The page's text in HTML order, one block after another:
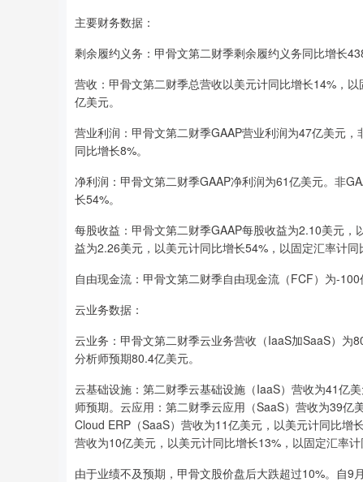
主要财务数据：
剩余履约义务：甲骨文第二财季剩余履约义务同比增长
营收：甲骨文第二财季总营收以美元计同比增长14%，
亿美元。
营业利润：甲骨文第二财季GAAP营业利润为47亿美元
同比增长8%。
净利润：甲骨文第二财季GAAP净利润为61亿美元。非
长54%。
每股收益：甲骨文第二财季GAAP每股收益为2.10美元
益为2.26美元，以美元计同比增长54%，以固定汇率计同
自由现金流：甲骨文第二财季自由现金流（FCF）为-100
云业务数据：
云业务：甲骨文第二财季云业务营收（IaaS加SaaS）为
分析师预期80.4亿美元。
云基础设施：第二财季云基础设施（IaaS）营收为41亿
师预期。云应用：第二财季云应用（SaaS）营收为39
Cloud ERP（SaaS）营收为11亿美元，以美元计同比增
营收为10亿美元，以美元计同比增长13%，以固定汇率
由于业绩不及预期，甲骨文股价盘后大跌超过10%。自